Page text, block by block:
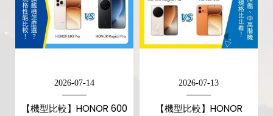
2026-07-14
【機型比較】HONOR 600
2026-07-13
【機型比較】HONOR